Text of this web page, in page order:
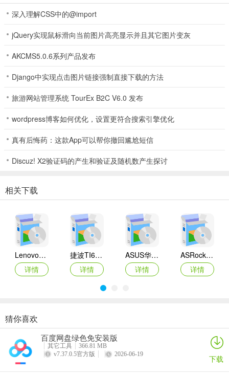
深入理解CSS中的@import
jQuery实现鼠标滑向当前图片高亮显示并且其它图片变灰
AKCMS5.0.6系列产品发布
Django中实现点击图片链接强制直接下载的方法
旅游网站管理系统 TourEx B2C V6.0 发布
wordpress博客如何优化，设置更符合搜索引擎优化
真有后悔药：这款App可以帮你撤回尴尬短信
Discuz! X2验证码的产生和验证及随机数产生探讨
相关下载
Lenovo联想 Ideapad Z465/Z565系列笔记本 声卡驱动
详情
捷波TI61AG-A主板BIOS
详情
ASUS华硕F1A55-M LX3 R2.0主板BIOS
详情
ASRock华擎IMB-A160主板BIOS
详情
奥睿科PAS3062-2E/PAS3062-2S/PAS3064-2S2E系列扩展卡驱动
详情
Canon佳能 PowerShot A310 WIA驱动
详情
AMD Mobility Radeon HD 2000/HD 3000/HD 4000/HD 5000系列移动显卡催化剂驱动
映泰Hi-Fi H77S 5.x主板BIOS
猜你喜欢
百度网盘绿色免安装版
其它工具
366.81 MB
v7.37.0.5官方版
2026-06-19 下载